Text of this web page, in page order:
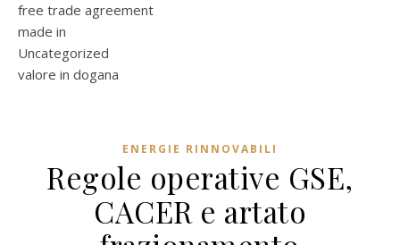
free trade agreement
made in
Uncategorized
valore in dogana
ENERGIE RINNOVABILI
Regole operative GSE,
CACER e artato